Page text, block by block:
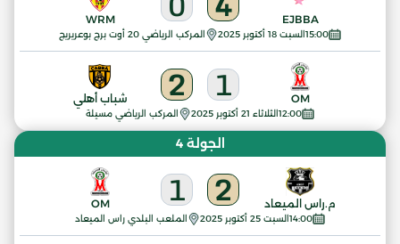
15:00السبت 18 أكتوبر 2025 المركب الرياضي 20 أوت برج بوعريريج
EJBBA
WRM
12:00الثلاثاء 21 أكتوبر 2025 المركب الرياضي مسيلة
OM
1
2 شباب أهلي
الجولة 4
14:00السبت 25 أكتوبر 2025 الملعب البلدي راس الميعاد
م.راس الميعاد 2
1
OM